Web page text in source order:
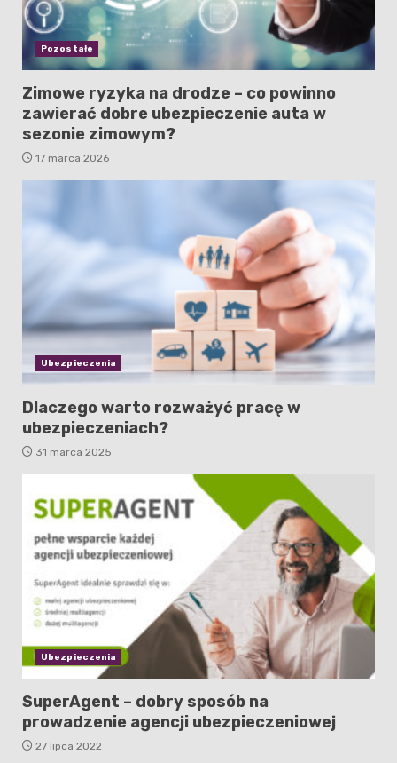
Pozostałe
Zimowe ryzyka na drodze – co powinno
zawierać dobre ubezpieczenie auta w
sezonie zimowym?
17 marca 2026
Ubezpieczenia
Dlaczego warto rozważyć pracę w
ubezpieczeniach?
31 marca 2025
Ubezpieczenia
SuperAgent – dobry sposób na
prowadzenie agencji ubezpieczeniowej
27 lipca 2022